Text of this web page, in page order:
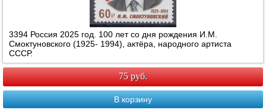
3394 Россия 2025 год. 100 лет со дня рождения И.М.
Смоктуновского (1925- 1994), актёра, народного артиста
СССР.
75 руб.
В корзину